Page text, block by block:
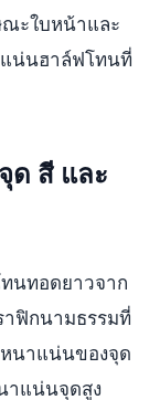
ะใบหน้าและ
น่นฮาล์ฟโทนที่
ด สี และ
ทนทอดยาวจาก
ฟิกนามธรรมที่
นาแน่นของจุด
าแน่นจุดสูง